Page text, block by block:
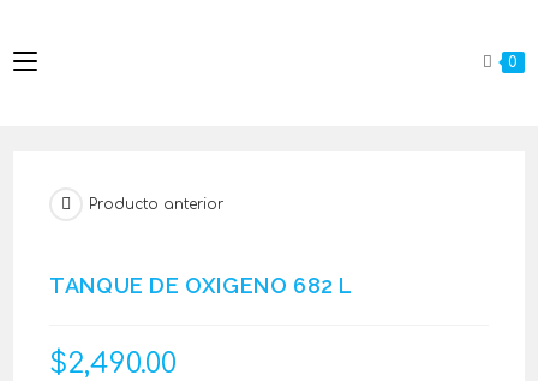
0
Producto anterior
TANQUE DE OXIGENO 682 L
$2,490.00